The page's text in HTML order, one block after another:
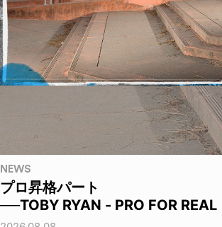
NEWS
プロ昇格パート
──TOBY RYAN - PRO FOR REAL